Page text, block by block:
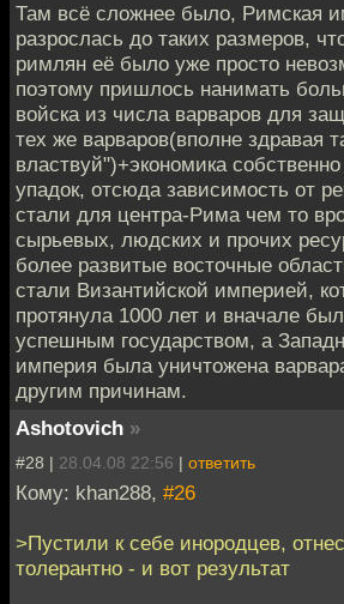
Там всё сложнее было, Римская
разрослась до таких размеров,
римлян её было уже просто
поэтому пришлось нанимать
войска из числа варваров для
тех же варваров(вполне здравая
властвуй")+экономика
упадок, отсюда зависимость от
стали для центра-Рима чем то
сырьевых, людских и прочих
более развитые восточные
стали Византийской империей,
протянула 1000 лет и вначале
успешным государством, а
империя была уничтожена
другим причинам.
Ashotovich »
#28 | 28.04.08 22:56 | ответить
Кому: khan288, #26
>Пустили к себе инородцев,
толерантно - и вот результат